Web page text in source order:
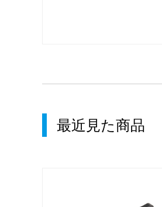
最近見た商品